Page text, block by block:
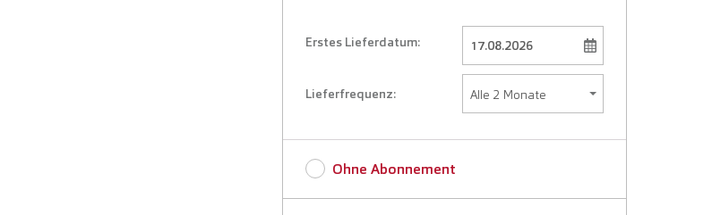
Erstes Lieferdatum:
Lieferfrequenz:
Ohne Abonnement